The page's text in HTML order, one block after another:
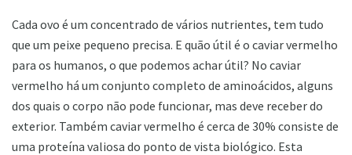
Cada ovo é um concentrado de vários nutrientes, tem tudo
que um peixe pequeno precisa. E quão útil é o caviar vermelho
para os humanos, o que podemos achar útil? No caviar
vermelho há um conjunto completo de aminoácidos, alguns
dos quais o corpo não pode funcionar, mas deve receber do
exterior. Também caviar vermelho é cerca de 30% consiste de
uma proteína valiosa do ponto de vista biológico. Esta